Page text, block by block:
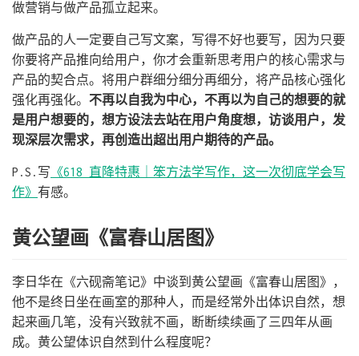
做营销与做产品孤立起来。
做产品的人一定要自己写文案，写得不好也要写，因为只要
你要将产品推向给用户，你才会重新思考用户的核心需求与
产品的契合点。将用户群细分细分再细分，将产品核心强化
强化再强化。 不再以自我为中心，不再以为自己的想要的就
是用户想要的，想方设法去站在用户角度想，访谈用户，发
现深层次需求，再创造出超出用户期待的产品。
P.S.写 《618 直降特惠｜笨方法学写作，这一次彻底学会写
作》 有感。
黄公望画《富春山居图》
李日华在《六砚斋笔记》中谈到黄公望画《富春山居图》，
他不是终日坐在画室的那种人，而是经常外出体识自然，想
起来画几笔，没有兴致就不画，断断续续画了三四年从画
成。黄公望体识自然到什么程度呢？